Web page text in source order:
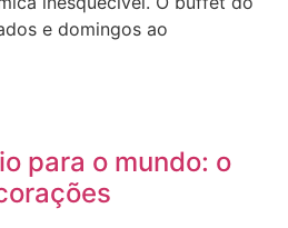
e domingos ao
para o mundo: o